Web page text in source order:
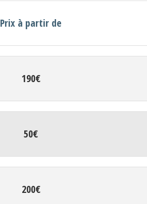
Prix à partir de
190€
50€
200€